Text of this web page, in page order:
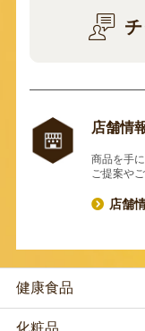
店舗情
商品を手
ご提案や
店舗
健康食品
化粧品